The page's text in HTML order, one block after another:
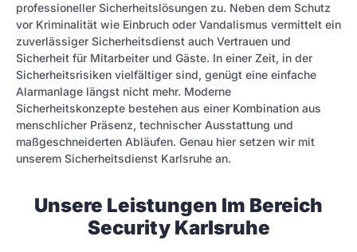
professioneller Sicherheitslösungen zu. Neben dem Schutz
vor Kriminalität wie Einbruch oder Vandalismus vermittelt ein
zuverlässiger Sicherheitsdienst auch Vertrauen und
Sicherheit für Mitarbeiter und Gäste. In einer Zeit, in der
Sicherheitsrisiken vielfältiger sind, genügt eine einfache
Alarmanlage längst nicht mehr. Moderne
Sicherheitskonzepte bestehen aus einer Kombination aus
menschlicher Präsenz, technischer Ausstattung und
maßgeschneiderten Abläufen. Genau hier setzen wir mit
unserem Sicherheitsdienst Karlsruhe an.
Unsere Leistungen Im Bereich
Security Karlsruhe